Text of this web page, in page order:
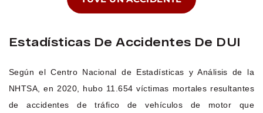
Estadísticas De Accidentes De DUI
Según el Centro Nacional de Estadísticas y Análisis de la
NHTSA, en 2020, hubo 11.654 víctimas mortales resultantes
de accidentes de tráfico de vehículos de motor que